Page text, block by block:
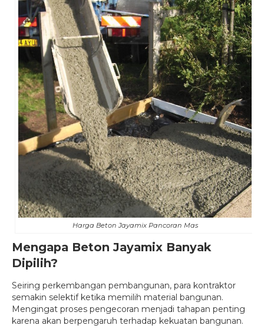
Harga Beton Jayamix Pancoran Mas
Mengapa Beton Jayamix Banyak
Dipilih?
Seiring perkembangan pembangunan, para kontraktor
semakin selektif ketika memilih material bangunan.
Mengingat proses pengecoran menjadi tahapan penting
karena akan berpengaruh terhadap kekuatan bangunan.